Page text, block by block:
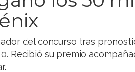
del concurso tras
Recibió su premio